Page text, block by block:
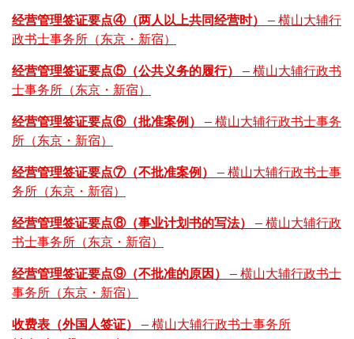
经营管理签证要点④（两人以上共同经营时）
– 横山大辅行
政书士事务所（东京・新宿）
经营管理签证要点⑤（公共义务的履行）
– 横山大辅行政书
士事务所（东京・新宿）
经营管理签证要点⑥（批准案例）
– 横山大辅行政书士事务
所（东京・新宿）
经营管理签证要点⑦（不批准案例）
– 横山大辅行政书士事
务所（东京・新宿）
经营管理签证要点⑧（事业计划书的写法）
– 横山大辅行政
书士事务所（东京・新宿）
经营管理签证要点⑨（不批准的原因）
– 横山大辅行政书士
事务所（东京・新宿）
收费表（外国人签证）
– 横山大辅行政书士事务所